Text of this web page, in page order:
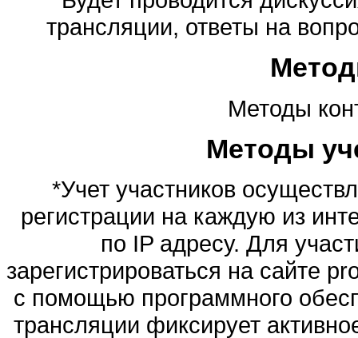
трансляции, ответы на
Методы
Методы
*Учет участников
регистрации на каждую из
по IP адресу. Для
зарегистрироваться на сайте
с помощью программного
трансляции фиксирует